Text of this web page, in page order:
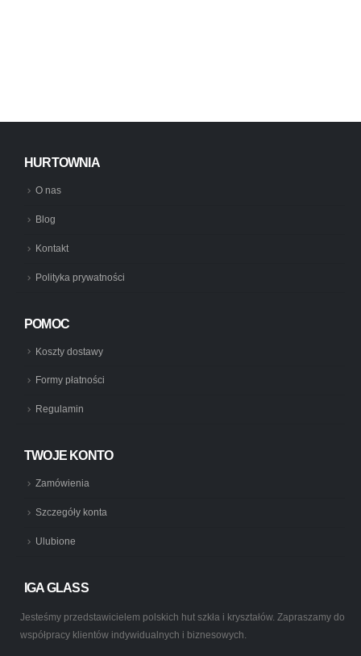
HURTOWNIA
O nas
Blog
Kontakt
Polityka prywatności
POMOC
Koszty dostawy
Formy płatności
Regulamin
TWOJE KONTO
Zamówienia
Szczegóły konta
Ulubione
IGA GLASS
Jesteśmy przedstawicielem polskich hut szkła i kryształów. Zapraszamy do
współpracy klientów indywidualnych i biznesowych.